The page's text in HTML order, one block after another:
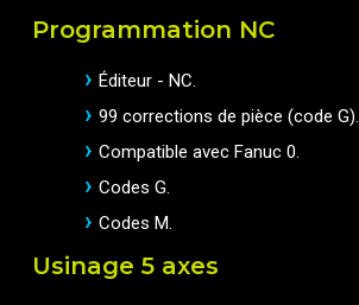
Programmation NC
Éditeur - NC.
99 corrections de pièce (code G).
Compatible avec Fanuc 0.
Codes G.
Codes M.
Usinage 5 axes